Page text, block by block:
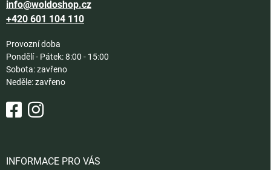
info@woldoshop.cz
+420 601 104 110
Provozní doba
Pondělí - Pátek: 8:00 - 15:00
Sobota: zavřeno
Neděle: zavřeno
INFORMACE PRO VÁS